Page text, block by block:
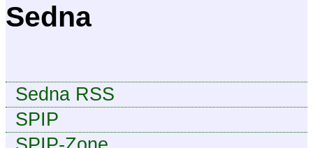
Sedna
Sedna RSS
SPIP